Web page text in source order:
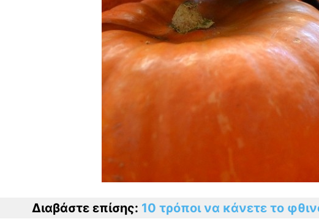
Διαβάστε επίσης: 10 τρόποι να κάνετε το